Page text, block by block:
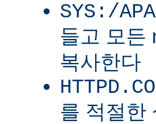
SYS:/
들고 모든
복사한다
를 적절한